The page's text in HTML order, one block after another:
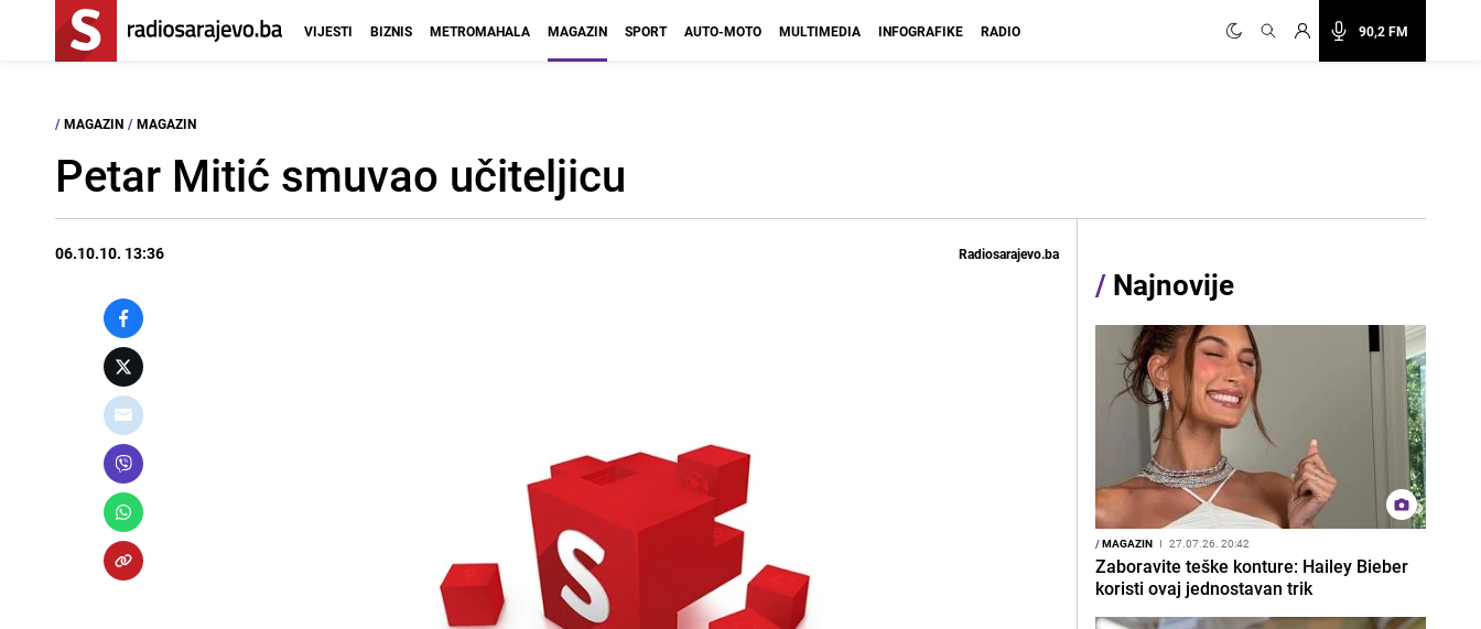
90,2 FM
VIJESTI BIZNIS METROMAHALA MAGAZIN SPORT AUTO-MOTO MULTIMEDIA INFOGRAFIKE RADIO
/ MAGAZIN / MAGAZIN
Petar Mitić smuvao učiteljicu
06.10.10. 13:36 Radiosarajevo.ba
/ Najnovije
/MAGAZIN I 27.07.26. 20:42
Zaboravite teške konture: Hailey Bieber
koristi ovaj jednostavan trik